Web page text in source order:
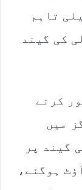
کھیلی تاہم
کی گیند
کرنے
میں
گیند پر
ہوگئے،